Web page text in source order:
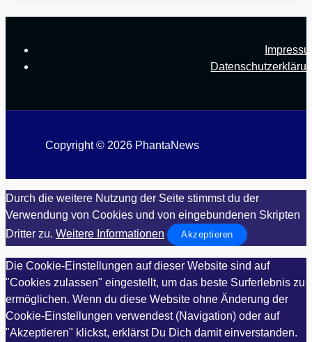
Copyright © 2026 PhantaNews
Durch die weitere Nutzung der Seite stimmst du der
Verwendung von Cookies und von eingebundenen Skripten
Dritter zu. Weitere Informationen Akzeptieren
Die Cookie-Einstellungen auf dieser Website sind auf
"Cookies zulassen" eingestellt, um das beste Surferlebnis zu
ermöglichen. Wenn du diese Website ohne Änderung der
Cookie-Einstellungen verwendest (Navigation) oder auf
"Akzeptieren" klickst, erklärst Du Dich damit einverstanden.